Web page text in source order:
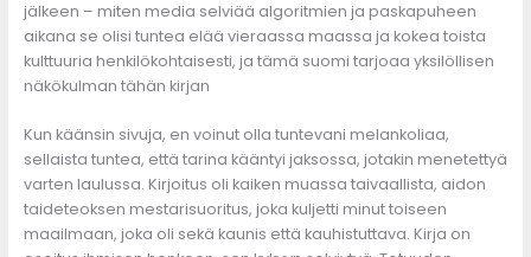
jälkeen – miten media selviää algoritmien ja paskapuheen
aikana se olisi tuntea elää vieraassa maassa ja kokea toista
kulttuuria henkilökohtaisesti, ja tämä suomi tarjoaa yksilöllisen
näkökulman tähän kirjan
Kun käänsin sivuja, en voinut olla tuntevani melankoliaa,
sellaista tuntea, että tarina kääntyi jaksossa, jotakin menetettyä
varten laulussa. Kirjoitus oli kaiken muassa taivaallista, aidon
taideteoksen mestarisuoritus, joka kuljetti minut toiseen
maailmaan, joka oli sekä kaunis että kauhistuttava. Kirja on